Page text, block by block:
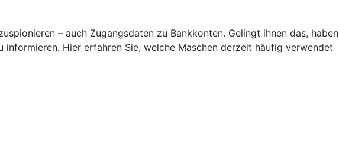
– auch Zugangsdaten zu Bankkonten. Gelingt ihnen das, haben
Hier erfahren Sie, welche Maschen derzeit häufig verwendet